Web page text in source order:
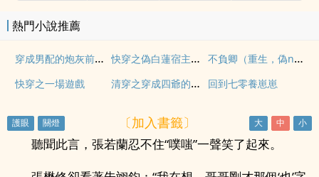
熱門小說推薦
穿成男配的炮灰前妻（高H，1V1） 快穿之偽白蓮宿主偽nph 不負卿（重生，偽np，高Ｈ）
快穿之一場遊戲 清穿之穿成四爺的格格 回到七零養崽崽
〔加入書籤〕
聽聞此言，張若蘭忍不住“噗嗤”一聲笑了起來。